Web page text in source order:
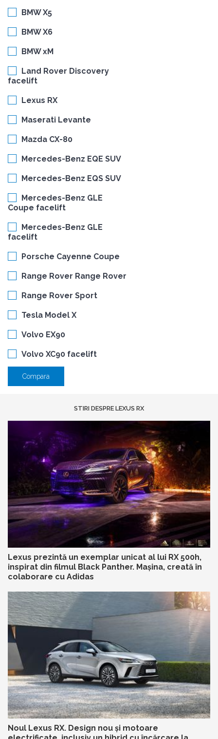
BMW X5
BMW X6
BMW xM
Land Rover Discovery
facelift
Lexus RX
Maserati Levante
Mazda CX-80
Mercedes-Benz EQE SUV
Mercedes-Benz EQS SUV
Mercedes-Benz GLE
Coupe facelift
Mercedes-Benz GLE
facelift
Porsche Cayenne Coupe
Range Rover Range Rover
Range Rover Sport
Tesla Model X
Volvo EX90
Volvo XC90 facelift
Compara
STIRI DESPRE LEXUS RX
Lexus prezintă un exemplar unicat al lui RX 500h,
inspirat din filmul Black Panther. Mașina, creată în
colaborare cu Adidas
Noul Lexus RX. Design nou și motoare